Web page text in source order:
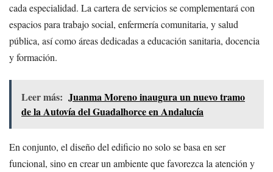
cada especialidad. La cartera de servicios se complementará con
espacios para trabajo social, enfermería comunitaria, y salud
pública, así como áreas dedicadas a educación sanitaria, docencia
y formación.
Leer más: Juanma Moreno inaugura un nuevo tramo
de la Autovía del Guadalhorce en Andalucía
En conjunto, el diseño del edificio no solo se basa en ser
funcional, sino en crear un ambiente que favorezca la atención y